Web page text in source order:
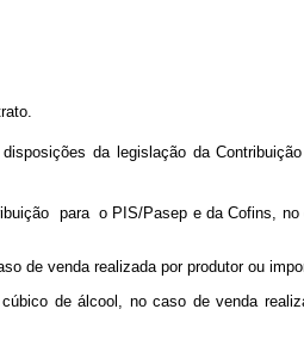
da legislação da
para o PIS/Pasep e da Cofins, no
de venda realizada por produtor ou
de álcool, no caso de venda